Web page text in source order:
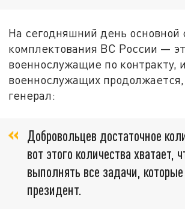
На сегодняшний день основной
комплектования ВС России —
военнослужащие по контракту,
военнослужащих
генерал:
Добровольцев достаточное
вот этого количества хватает,
выполнять все задачи,
президент.